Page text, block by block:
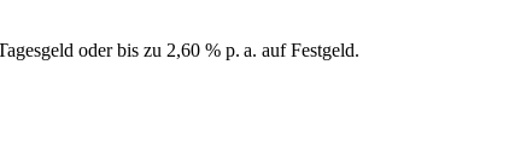
oder bis zu 2,60 % p. a. auf Festgeld.